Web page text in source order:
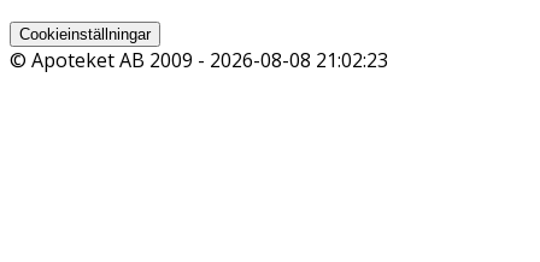
Cookieinställningar
© Apoteket AB 2009 - 2026-08-08 21:02:23